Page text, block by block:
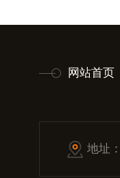
网站首页
地址